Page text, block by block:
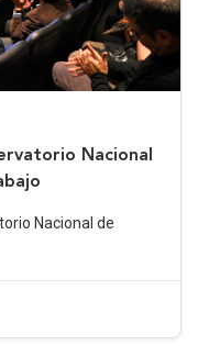
Nacional
Nacional de